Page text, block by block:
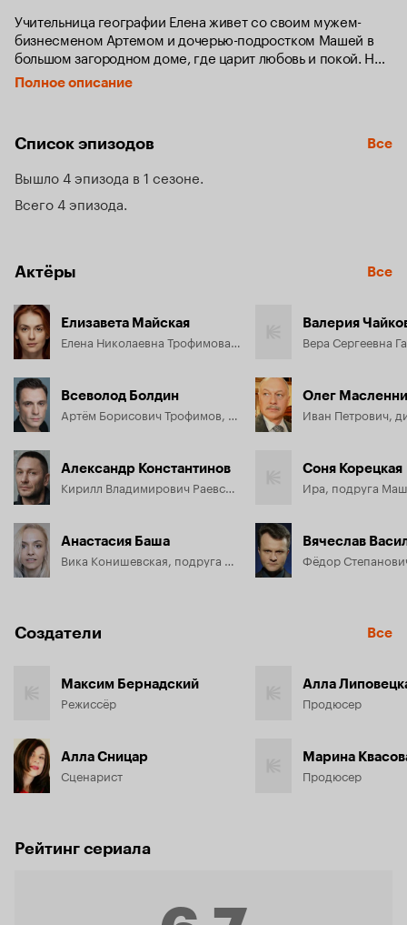
Учительница географии Елена живет со своим мужем-
бизнесменом Артемом и дочерью-подростком Машей в
большом загородном доме, где царит любовь и покой. Но
однажды семейство находит на крыльце подброшенного
рыжего котенка, и лишь Лена понимает, что это –
восстановить справедливость и сохранить любовь и
Полное описание
Список эпизодов Все
Вышло 4 эпизода в 1 сезоне
Всего 4 эпизода
Актёры Все
Елизавета Майская
Елена Николаевна Трофимова, учительница географии
Всеволод Болдин
Артём Борисович Трофимов, муж Елены, глава строительной компании
Александр Константинов
Кирилл Владимирович Раевский
Анастасия Баша
Вика Конишевская, подруга и коллега Елены
Валерия
Олег
Соня Корецкая
Ира, подруга
Вячеслав
Создатели Все
Максим Бернадский
Режиссёр
Алла Сницар
Сценарист
Алла
Продюсер
Марина
Продюсер
Рейтинг сериала